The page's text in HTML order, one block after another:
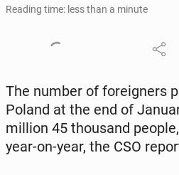
Reading time: less than a minute
The number of for­eign­ers
Poland at the end of
million 45 thou­sand
year-on-year, the CSO